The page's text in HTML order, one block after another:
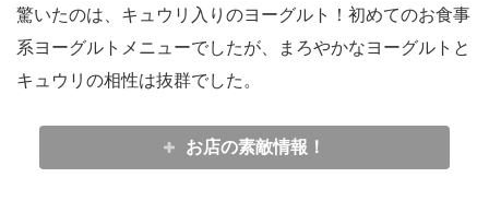
驚いたのは、キュウリ入りのヨーグルト！初めてのお食事
系ヨーグルトメニューでしたが、まろやかなヨーグルトと
キュウリの相性は抜群でした。
お店の素敵情報！